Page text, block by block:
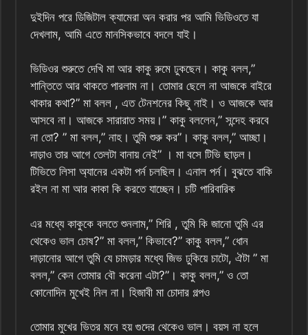
দুইদিন পরে ডিজিটাল ক্যামেরা অন করার পর আমি ভিডিওতে যা
দেখলাম, আমি এতে মানসিকভাবে বদলে যাই।
ভিডিওর শুরুতে দেখি মা আর কাকু রুমে ঢুকছেন। কাকু বলল,”
শান্তিতে আর থাকতে পারলাম না। তোমার ছেলে না আজকে বাইরে
থাকার কথা?” মা বলল , এত টেনশনের কিছু নাই। ও আজকে আর
আসবে না। আজকে সারারাত সময়।” কাকু বললেন,” সন্দেহ করবে
না তো? ” মা‌ বলল,” নাহ। তুমি শুরু কর”। কাকু বলল,” আচ্ছা।
দাড়াও তার আগে তেলটা বানায় নেই” । মা বসে টিভি ছাড়ল।
টিভিতে লিসা অ্যানের একটা পর্ন চলছিল। এনাল পর্ন। বুঝতে বাকি
রইল না মা আর কাকা কি করতে যাচ্ছেন। চটি পারিবারিক
এর মধ্যে কাকুকে বলতে শুনলাম,” শিরি , তুমি কি জানো তুমি এর
থেকেও ভাল চোষ?” মা বলল,” কিভাবে?” কাকু বলল,” ধোন
দাড়ানোর আগে তুমি যে চামড়ার মধ্যে জিভ ঢুকিয়ে চাটো, ঐটা ” মা
বলল,” কেন তোমার বৌ করেনা এটা?”। কাকু বলল,” ও তো
কোনোদিন মুখেই নিল না। হিজাবী মা চোদার গল্পও
তোমার মুখের ভিতর মনে হয় গুদের থেকেও ভাল। বয়স না হলে